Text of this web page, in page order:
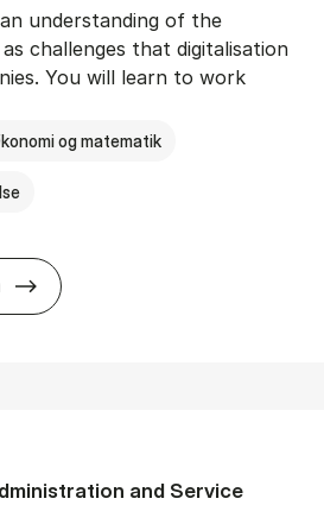
understanding of the
challenges that digitalisation
You will learn to work
og matematik
BSc in Busi­ness Ad­min­is­tra­tion
and Ser­vice